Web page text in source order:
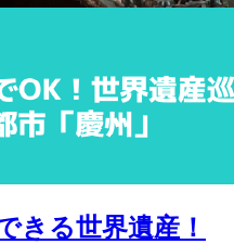
きる世界遺産！